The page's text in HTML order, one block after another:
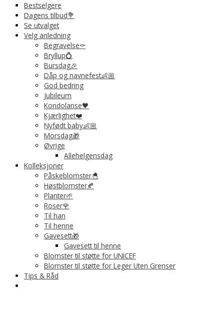
Bestselgere
Dagens tilbud💐
Se utvalget
Velg anledning
Begravelse⚰️
Bryllup💍
Bursdag🎉
Dåp og navnefest👶🏼
God bedring
Jubileum
Kondolanse🖤
Kjærlighet❤️
Nyfødt baby👶🏼
Morsdag🎁
Øvrige
Allehelgensdag
Kolleksjoner
Påskeblomster🐣
Høstblomster🍂
Planter🌱
Roser🌹
Til han
Til henne
Gavesett🎁
Gavesett til henne
Blomster til støtte for UNICEF
Blomster til støtte for Leger Uten Grenser
Tips & Råd